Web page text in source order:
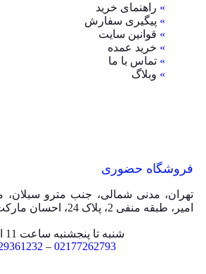
» راهنمای خرید
» پیگیری سفارش
» قوانین سایت
» خرید عمده
» تماس با ما
» وبلاگ
فروشگاه حضوری
تهران، مدنی شمالی، جنب مترو سبلان،
امیر، طبقه منفی 2، پلاک 24، احسان مارکت
شنبه تا پنجشنبه ساعت 11 الی 20
02177262793
–